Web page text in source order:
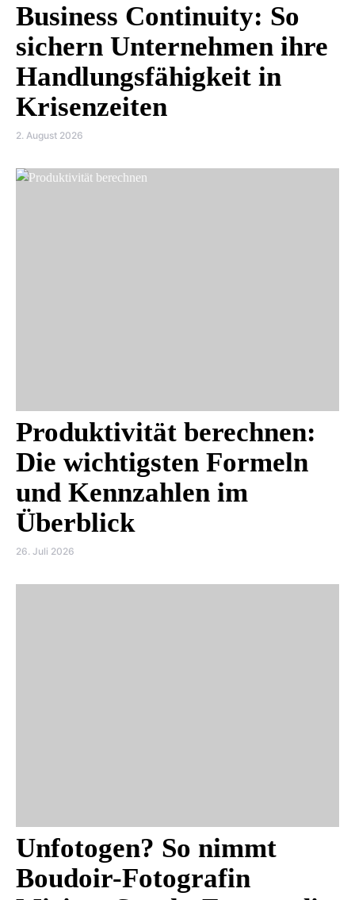
Business Continuity: So
sichern Unternehmen ihre
Handlungsfähigkeit in
Krisenzeiten
2. August 2026
Produktivität berechnen:
Die wichtigsten Formeln
und Kennzahlen im
Überblick
26. Juli 2026
Unfotogen? So nimmt
Boudoir-Fotografin